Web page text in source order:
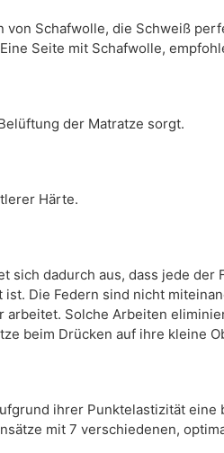
von Schafwolle, die Schweiß
Seite mit Schafwolle,
der Matratze sorgt.
Härte.
sich dadurch aus, dass jede der
Die Federn sind nicht
arbeitet. Solche Arbeiten
beim Drücken auf ihre kleine
ihrer Punktelastizität eine
mit 7 verschiedenen,